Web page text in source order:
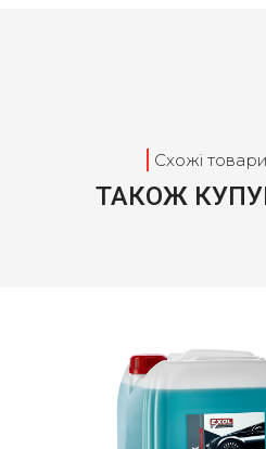
Схожі товари
ТАКОЖ